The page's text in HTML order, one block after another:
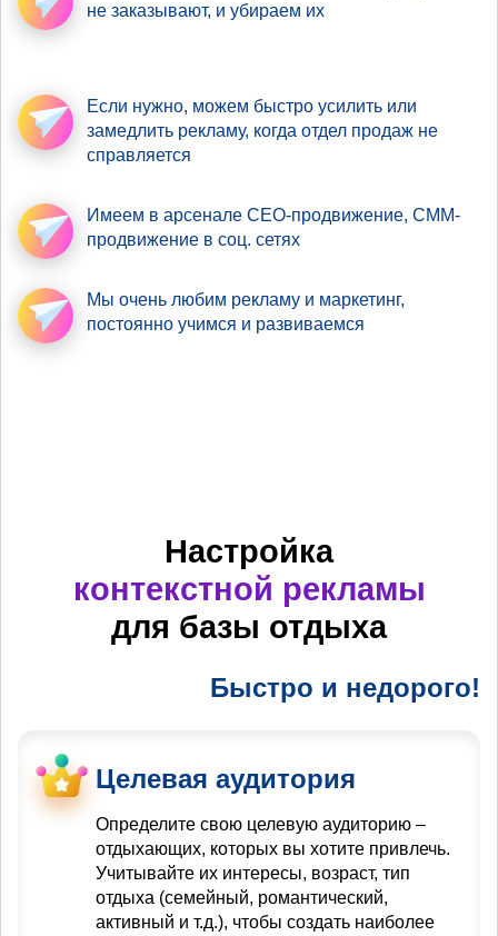
не заказывают, и убираем их
Если нужно, можем быстро усилить или
замедлить рекламу, когда отдел продаж не
справляется
Имеем в арсенале СЕО-продвижение, СММ-
продвижение в соц. сетях
Мы очень любим рекламу и маркетинг,
постоянно учимся и развиваемся
Настройка
контекстной рекламы
для базы отдыха
Быстро и недорого!
Целевая аудитория
Определите свою целевую аудиторию –
отдыхающих, которых вы хотите привлечь.
Учитывайте их интересы, возраст, тип
отдыха (семейный, романтический,
активный и т.д.), чтобы создать наиболее